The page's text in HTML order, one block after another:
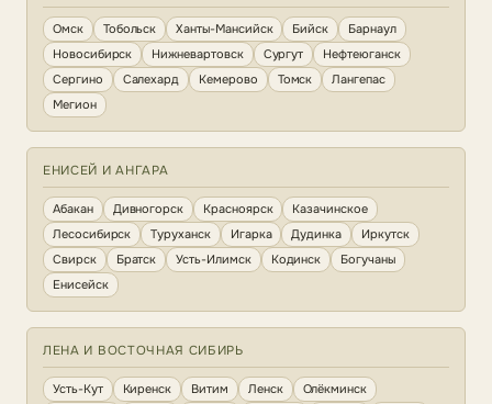
Омск Тобольск Ханты-Мансийск Бийск
Барнаул
Новосибирск
Нижневартовск Сургут
Нефтеюганск
Сергино
Салехард Кемерово Томск
Лангепас
Мегион
ЕНИСЕЙ И АНГАРА
Абакан Дивногорск Красноярск
Казачинское
Лесосибирск
Туруханск Игарка Дудинка
Иркутск
Свирск
Братск Усть-Илимск Кодинск
Богучаны
Енисейск
ЛЕНА И ВОСТОЧНАЯ СИБИРЬ
Усть-Кут Киренск Витим Ленск
Олёкминск